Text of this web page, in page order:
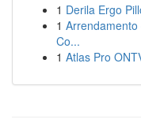
1 Derila Ergo
1
Co...
1 Atlas Pro